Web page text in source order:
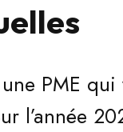
PME qui
l’année